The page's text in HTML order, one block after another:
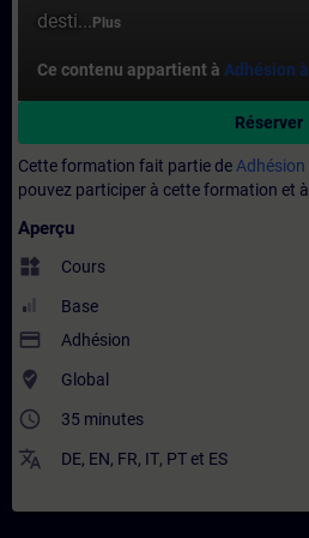
desti... Plus
Ce contenu appartient à Adhésion
Réserver
Cette formation fait partie de Adhésion
pouvez participer à cette formation et
Aperçu
widgets Cours
Base
payment Adhésion
where_to_vote Global
access_time 35 minutes
translate DE, EN, FR, IT, PT et ES